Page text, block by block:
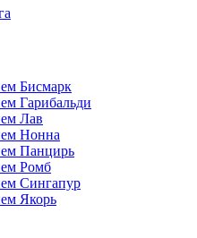
Бисмарк
Гарибальди
Лав
Нонна
Панцирь
Ромб
Сингапур
Якорь